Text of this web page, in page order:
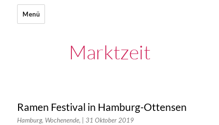
Menü
Marktzeit
Ramen Festival in Hamburg-Ottensen
Hamburg, Wochenende, | 31 Oktober 2019